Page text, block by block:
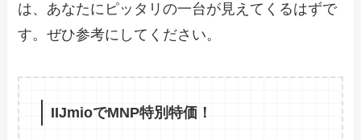
は、あなたにピッタリの一台が見えてくるはずで
す。ぜひ参考にしてください。
IIJmioでMNP特別特価！